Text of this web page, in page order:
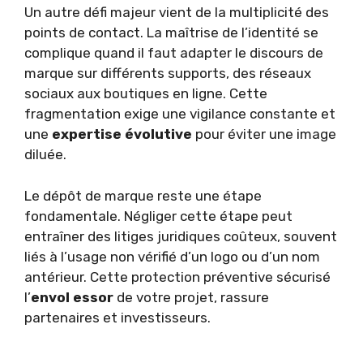
Un autre défi majeur vient de la multiplicité des
points de contact. La maîtrise de l’identité se
complique quand il faut adapter le discours de
marque sur différents supports, des réseaux
sociaux aux boutiques en ligne. Cette
fragmentation exige une vigilance constante et
une expertise évolutive pour éviter une image
diluée.
Le dépôt de marque reste une étape
fondamentale. Négliger cette étape peut
entraîner des litiges juridiques coûteux, souvent
liés à l’usage non vérifié d’un logo ou d’un nom
antérieur. Cette protection préventive sécurisé
l’envol essor de votre projet, rassure
partenaires et investisseurs.